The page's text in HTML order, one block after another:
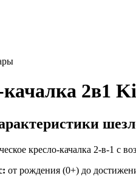
2в1
кресло-качалка 2-в-1 с
от рождения (0+) до